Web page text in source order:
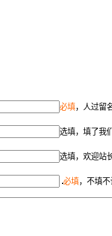
必填，人过留
选填，填了我
选填，欢迎站
必填，不填